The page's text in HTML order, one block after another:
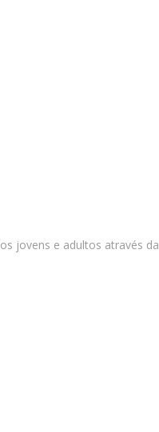
jovens e adultos através da